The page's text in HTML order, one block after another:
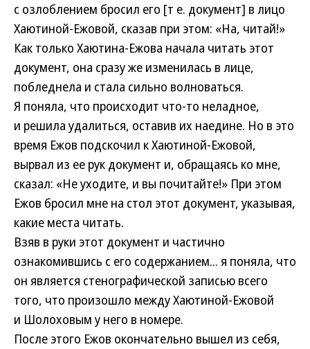
с озлоблением бросил его [т е. документ] в лицо
Хаютиной-Ежовой, сказав при этом: «На, читай!»
Как только Хаютина-Ежова начала читать этот
документ, она сразу же изменилась в лице,
побледнела и стала сильно волноваться.
Я поняла, что происходит что-то неладное,
и решила удалиться, оставив их наедине. Но в это
время Ежов подскочил к Хаютиной-Ежовой,
вырвал из ее рук документ и, обращаясь ко мне,
сказал: «Не уходите, и вы почитайте!» При этом
Ежов бросил мне на стол этот документ, указывая,
какие места читать.
Взяв в руки этот документ и частично
ознакомившись с его содержанием... я поняла, что
он является стенографической записью всего
того, что произошло между Хаютиной-Ежовой
и Шолоховым у него в номере.
После этого Ежов окончательно вышел из себя,